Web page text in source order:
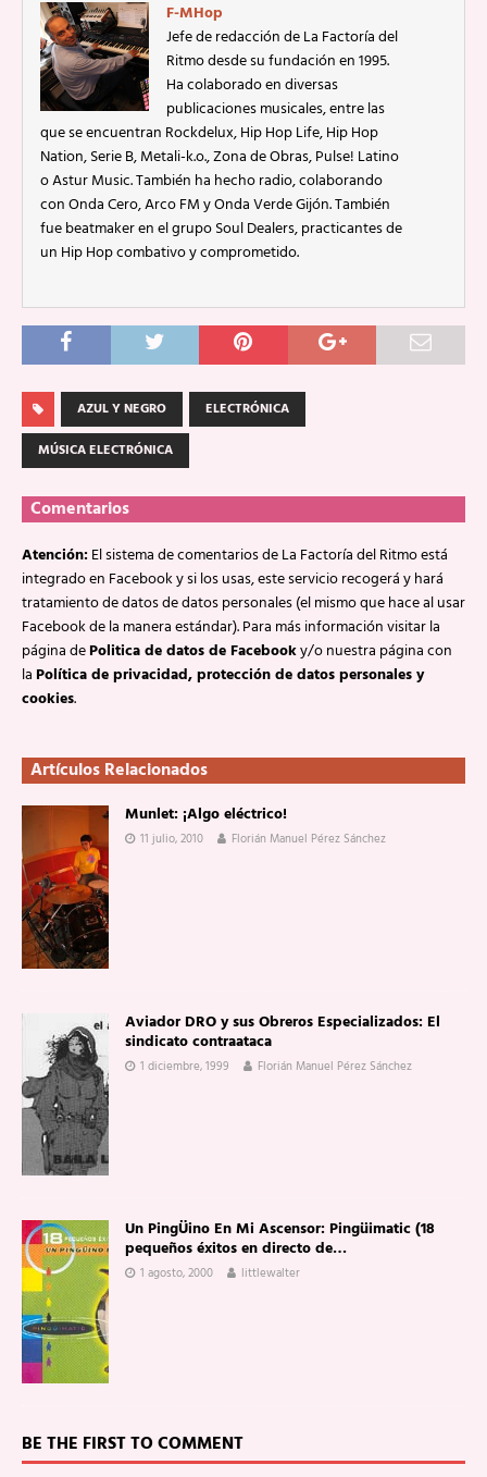
F-MHop
Jefe de redacción de La Factoría del
Ritmo desde su fundación en 1995.
Ha colaborado en diversas
publicaciones musicales, entre las
que se encuentran Rockdelux, Hip Hop Life, Hip Hop
Nation, Serie B, Metali-k.o., Zona de Obras, Pulse! Latino
o Astur Music. También ha hecho radio, colaborando
con Onda Cero, Arco FM y Onda Verde Gijón. También
fue beatmaker en el grupo Soul Dealers, practicantes de
un Hip Hop combativo y comprometido.
AZUL Y NEGRO
ELECTRÓNICA
MÚSICA ELECTRÓNICA
Comentarios
Atención:El sistema de comentarios de La Factoría del Ritmo está
integrado en Facebook y si los usas, este servicio recogerá y hará
tratamiento de datos de datos personales (el mismo que hace al usar
Facebook de la manera estándar). Para más información visitar la
página dePolitica de datos de Facebooky/o nuestra página con
laPolítica de privacidad, protección de datos personales y
cookies.
Artículos Relacionados
Munlet: ¡Algo eléctrico!
11 julio, 2010 Florián Manuel Pérez Sánchez
Aviador DRO y sus Obreros Especializados: El
sindicato contraataca
1 diciembre, 1999 Florián Manuel Pérez Sánchez
Un PingÜino En Mi Ascensor: Pingüimatic (18
pequeños éxitos en directo de…
1 agosto, 2000 littlewalter
BE THE FIRST TO COMMENT